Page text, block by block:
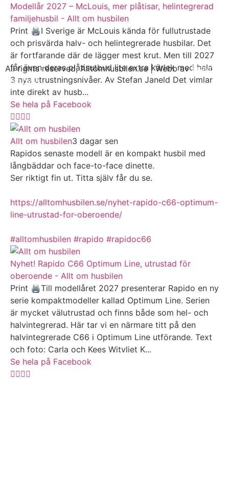
Modellår 2027 – McLouis, mer plåtisar, helintegrerad
familjehusbil - Allt om husbilen
Print 🖨I Sverige är McLouis kända för fullutrustade
och prisvärda halv- och helintegrerade husbilar. Det
är fortfarande där de lägger mest krut. Men till 2027
får även deras plåtisutbud lite extra kärlek med hela
3 nya utrustningsnivåer. Av Stefan Janeld Det vimlar
inte direkt av husb...
Se hela på Facebook
Allt om husbilen3 dagar sen
Rapidos senaste modell är en kompakt husbil med
långbäddar och face-to-face dinette.
Ser riktigt fin ut. Titta själv får du se.
https://alltomhusbilen.se/nyhet-rapido-c66-optimum-
line-utrustad-for-oberoende/
#alltomhusbilen #rapido #rapidoc66
Nyhet! Rapido C66 Optimum Line, utrustad för
oberoende - Allt om husbilen
Print 🖨Till modellåret 2027 presenterar Rapido en ny
serie kompaktmodeller kallad Optimum Line. Serien
är mycket välutrustad och finns både som hel- och
halvintegrerad. Här tar vi en närmare titt på den
halvintegrerade C66 i Optimum Line utförande. Text
och foto: Carla och Kees Witvliet K...
Se hela på Facebook
All rights reserved, Alltomhusbilen.se | Webb avBravo
Webbyrå